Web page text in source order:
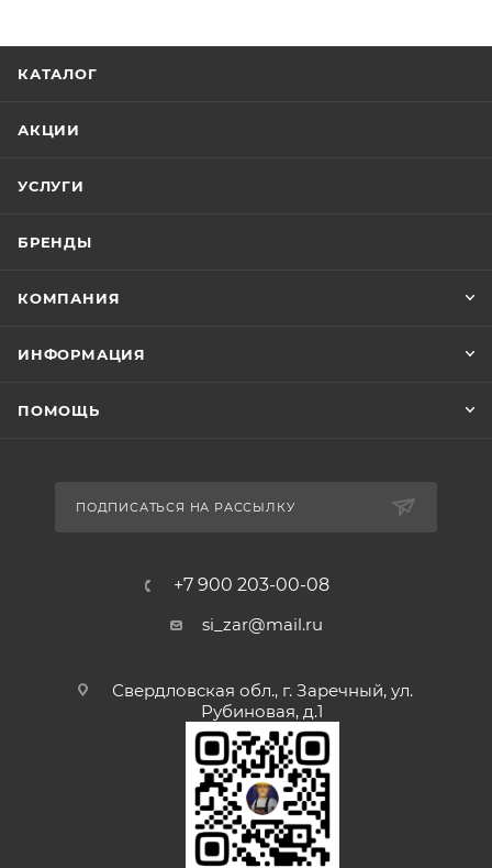
КАТАЛОГ
АКЦИИ
УСЛУГИ
БРЕНДЫ
КОМПАНИЯ
ИНФОРМАЦИЯ
ПОМОЩЬ
ПОДПИСАТЬСЯ НА РАССЫЛКУ
+7 900 203-00-08
si_zar@mail.ru
Свердловская обл., г. Заречный, ул.
Рубиновая, д.1